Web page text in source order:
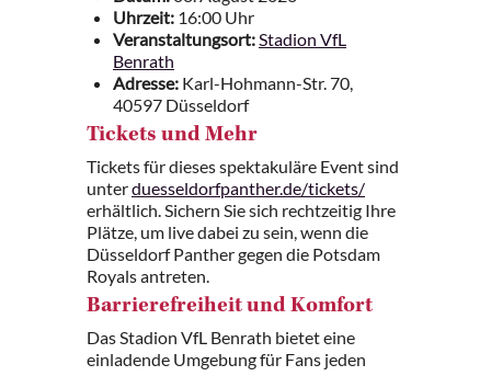
Uhrzeit: 16:00 Uhr
Veranstaltungsort:Stadion VfL
Benrath
Adresse: Karl-Hohmann-Str. 70,
40597 Düsseldorf
Tickets und Mehr
Tickets für dieses spektakuläre Event sind
unterduesseldorfpanther.de/tickets/
erhältlich. Sichern Sie sich rechtzeitig Ihre
Plätze, um live dabei zu sein, wenn die
Düsseldorf Panther gegen die Potsdam
Royals antreten.
Barrierefreiheit und Komfort
Das Stadion VfL Benrath bietet eine
einladende Umgebung für Fans jeden